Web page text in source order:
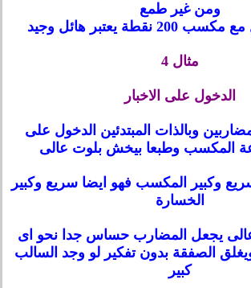
ومن غير طمع
يعتبر هائل وجيد
مثال 4
الدخول على الاخبار
وبالذات المبتدئين الدخول على
المكسب وطبعا بيخش بلوت عالى
وكبير المكسب فهو ايضا سريع وكبير
الخسارة
يجعل المضارب حساس جدا نحو اى
الصفقة بدون تفكير لو وجد السالب
كبير